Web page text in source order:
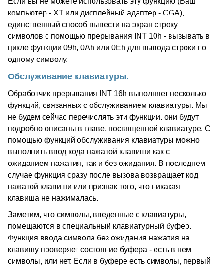
компьютер - XT или дисплейный адаптер - CGA),
единственный способ вывести на экран строку
символов с помощью прерывания INT 10h - вызывать в
цикле функции 09h, 0Ah или 0Eh для вывода строки по
одному символу.
Обслуживание клавиатуры.
Обработчик прерывания INT 16h выполняет несколько
функций, связанных с обслуживанием клавиатуры. Мы
не будем сейчас перечислять эти функции, они будут
подробно описаны в главе, посвященной клавиатуре. С
помощью функций обслуживания клавиатуры можно
выполнить ввод кода нажатой клавиши как с
ожиданием нажатия, так и без ожидания. В последнем
случае функция сразу после вызова возвращает код
нажатой клавиши или признак того, что никакая
клавиша не нажималась.
Заметим, что символы, введенные с клавиатуры,
помещаются в специальный клавиатурный буфер.
Функция ввода символа без ожидания нажатия на
клавишу проверяет состояние буфера - есть в нем
символы, или нет. Если в буфере есть символы, первый